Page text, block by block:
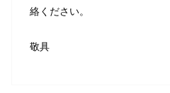
絡ください。
敬具